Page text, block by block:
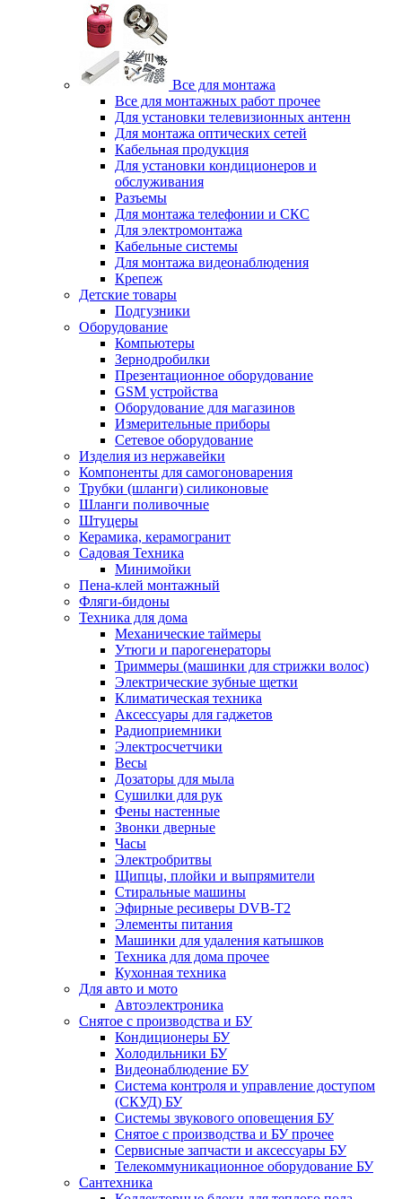
Все для монтажа
Все для монтажных работ прочее
Для установки телевизионных антенн
Для монтажа оптических сетей
Кабельная продукция
Для установки кондиционеров и
обслуживания
Разъемы
Для монтажа телефонии и СКС
Для электромонтажа
Кабельные системы
Для монтажа видеонаблюдения
Крепеж
Детские товары
Подгузники
Оборудование
Компьютеры
Зернодробилки
Презентационное оборудование
GSM устройства
Оборудование для магазинов
Измерительные приборы
Сетевое оборудование
Изделия из нержавейки
Компоненты для самогоноварения
Трубки (шланги) силиконовые
Шланги поливочные
Штуцеры
Керамика, керамогранит
Садовая Техника
Минимойки
Пена-клей монтажный
Фляги-бидоны
Техника для дома
Механические таймеры
Утюги и парогенераторы
Триммеры (машинки для стрижки волос)
Электрические зубные щетки
Климатическая техника
Аксессуары для гаджетов
Радиоприемники
Электросчетчики
Весы
Дозаторы для мыла
Сушилки для рук
Фены настенные
Звонки дверные
Часы
Электробритвы
Щипцы, плойки и выпрямители
Стиральные машины
Эфирные ресиверы DVB-T2
Элементы питания
Машинки для удаления катышков
Техника для дома прочее
Кухонная техника
Для авто и мото
Автоэлектроника
Снятое с производства и БУ
Кондиционеры БУ
Холодильники БУ
Видеонаблюдение БУ
Система контроля и управление доступом
(СКУД) БУ
Системы звукового оповещения БУ
Снятое с производства и БУ прочее
Сервисные запчасти и аксессуары БУ
Телекоммуникационное оборудование БУ
Сантехника